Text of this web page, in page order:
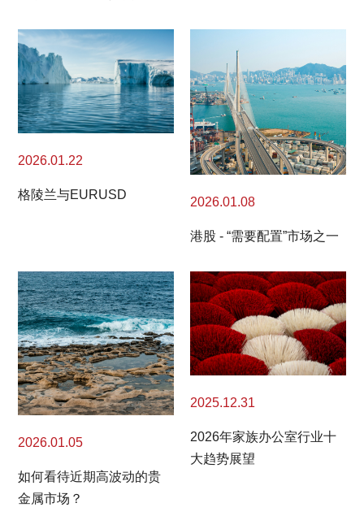
2026.01.22
格陵兰与EURUSD
2026.01.08
港股 - “需要配置”市场之一
2026.01.05
如何看待近期高波动的贵
金属市场？
2025.12.31
2026年家族办公室行业十
大趋势展望